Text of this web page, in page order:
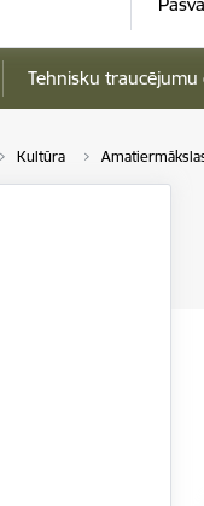
Tehnisku
Kultūra